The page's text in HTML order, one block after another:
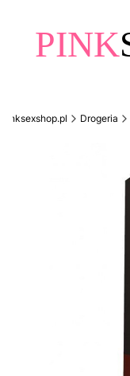
pinksexshop.pl Drogeria